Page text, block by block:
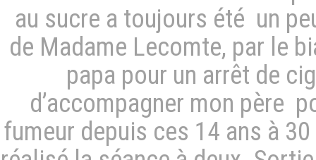
au sucre a toujours été un
de Madame Lecomte, par le
papa pour un arrêt de
d’accompagner mon père
fumeur depuis ces 14 ans à